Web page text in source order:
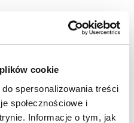
cookie
spersonalizowania treści
społecznościowe i
Informacje o tym, jak
bezpośrednio na
około 3 min., odkręcić
powtórzyć
w suchym pomieszczeniu,
30°C.
»
penetracja
tiry »,autobusy »